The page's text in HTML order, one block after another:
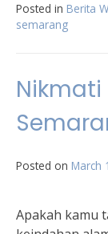
Posted in Berita
semarang
Posted on March
Apakah kamu